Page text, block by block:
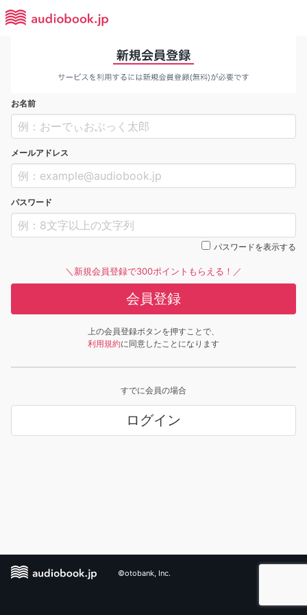
お名前
メールアドレス
パスワード
パスワードを表示する
＼新規会員登録で300ポイントもらえる！／
会員登録
上の会員登録ボタンを押すことで、
利用規約に同意したことになります
すでに会員の場合
ログイン
©otobank, Inc.